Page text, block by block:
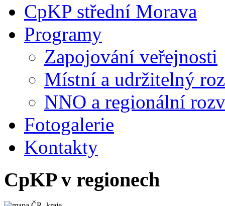
CpKP střední Morava
Programy
Zapojování veřejnosti
Místní a udržitelný
NNO a regionální
Fotogalerie
Kontakty
CpKP v regionech